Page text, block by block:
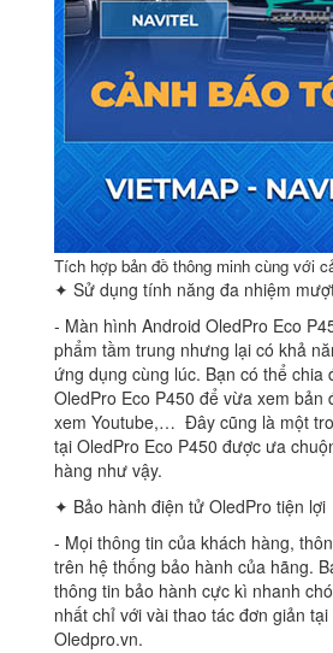
Tích hợp bản đồ thông minh cùng với
✦ Sử dụng tính năng đa nhiệm
‐ Màn hình Android OledPro Eco
phẩm tầm trung nhưng lại có khả
ứng dụng cùng lúc. Bạn có thể chia
OledPro Eco P450 để vừa xem bản
xem Youtube,… Đây cũng là một
tại OledPro Eco P450 được ưa
hàng như vậy.
✦ Bảo hành điện tử OledPro tiện lợi
‐ Mọi thông tin của khách hàng,
trên hệ thống bảo hành của hãng.
thông tin bảo hành cực kì nhanh
nhất chỉ với vài thao tác đơn giản tại
Oledpro.vn.